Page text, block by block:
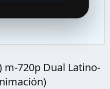
m-720p Dual Latino-